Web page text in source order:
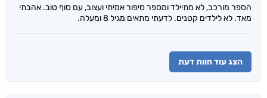
הספר מורכב, לא מתיילד ומספר סיפור אמיתי ועצוב, עם סוף טוב. אהבתי
מאד. לא לילדים קטנים. לדעתי מתאים מגיל 8 ומעלה.
הצג עוד חוות דעת